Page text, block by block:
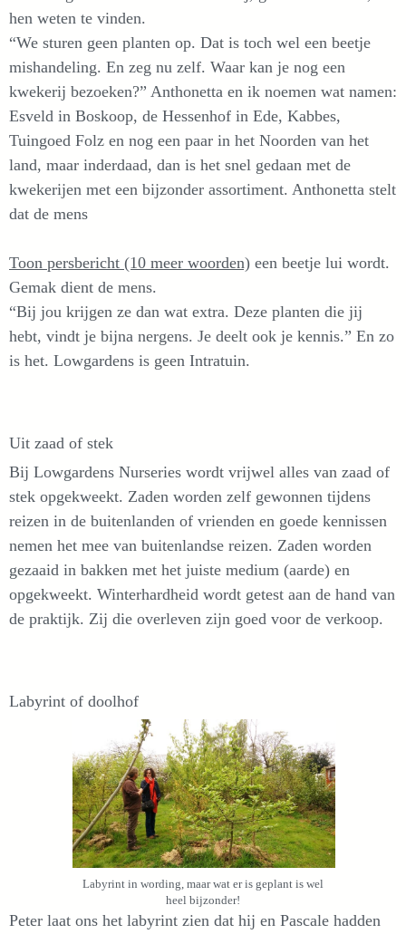
hen weten te vinden.
“We sturen geen planten op. Dat is toch wel een beetje
mishandeling. En zeg nu zelf. Waar kan je nog een
kwekerij bezoeken?” Anthonetta en ik noemen wat namen:
Esveld in Boskoop, de Hessenhof in Ede, Kabbes,
Tuingoed Folz en nog een paar in het Noorden van het
land, maar inderdaad, dan is het snel gedaan met de
kwekerijen met een bijzonder assortiment. Anthonetta stelt
dat de mens
Toon persbericht (10 meer woorden) een beetje lui wordt.
Gemak dient de mens.
“Bij jou krijgen ze dan wat extra. Deze planten die jij
hebt, vindt je bijna nergens. Je deelt ook je kennis.” En zo
is het. Lowgardens is geen Intratuin.
Uit zaad of stek
Bij Lowgardens Nurseries wordt vrijwel alles van zaad of
stek opgekweekt. Zaden worden zelf gewonnen tijdens
reizen in de buitenlanden of vrienden en goede kennissen
nemen het mee van buitenlandse reizen. Zaden worden
gezaaid in bakken met het juiste medium (aarde) en
opgekweekt. Winterhardheid wordt getest aan de hand van
de praktijk. Zij die overleven zijn goed voor de verkoop.
Labyrint of doolhof
Labyrint in wording, maar wat er is geplant is wel
heel bijzonder!
Peter laat ons het labyrint zien dat hij en Pascale hadden